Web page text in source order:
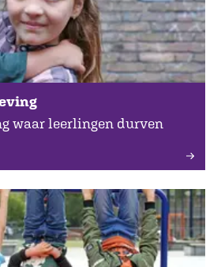
waar leerlingen durven